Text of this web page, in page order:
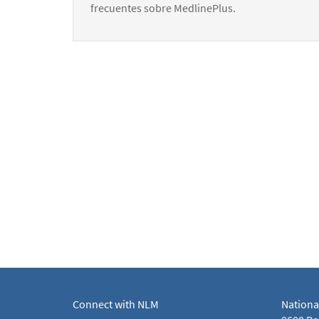
frecuentes sobre MedlinePlus.
Connect with NLM